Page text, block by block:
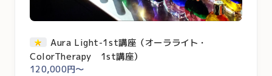
Aura Light-1st講座（オーラライト・
ColorTherapy 1st講座）
120,000円～